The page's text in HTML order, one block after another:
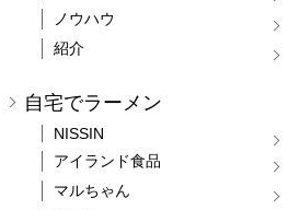
ノウハウ
紹介
自宅でラーメン
NISSIN
アイランド食品
マルちゃん